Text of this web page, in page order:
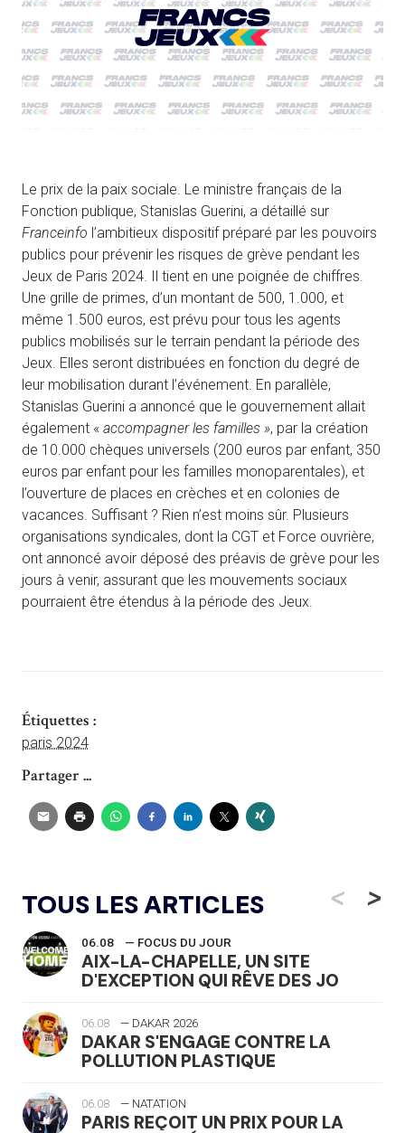
Le prix de la paix sociale. Le ministre français de la
Fonction publique, Stanislas Guerini, a détaillé sur
Franceinfo l’ambitieux dispositif préparé par les pouvoirs
publics pour prévenir les risques de grève pendant les
Jeux de Paris 2024. Il tient en une poignée de chiffres.
Une grille de primes, d’un montant de 500, 1.000, et
même 1.500 euros, est prévu pour tous les agents
publics mobilisés sur le terrain pendant la période des
Jeux. Elles seront distribuées en fonction du degré de
leur mobilisation durant l’événement. En parallèle,
Stanislas Guerini a annoncé que le gouvernement allait
également « accompagner les familles », par la création
de 10.000 chèques universels (200 euros par enfant, 350
euros par enfant pour les familles monoparentales), et
l’ouverture de places en crèches et en colonies de
vacances. Suffisant ? Rien n’est moins sûr. Plusieurs
organisations syndicales, dont la CGT et Force ouvrière,
ont annoncé avoir déposé des préavis de grève pour les
jours à venir, assurant que les mouvements sociaux
pourraient être étendus à la période des Jeux.
Étiquettes :
paris 2024
Partager ...
TOUS LES ARTICLES <
06.08 — FOCUS DU JOUR
AIX-LA-CHAPELLE, UN SITE
D'EXCEPTION QUI RÊVE DES JO
06.08 — DAKAR 2026
DAKAR S'ENGAGE CONTRE LA
POLLUTION PLASTIQUE
06.08 — NATATION
PARIS REÇOIT UN PRIX POUR LA
>